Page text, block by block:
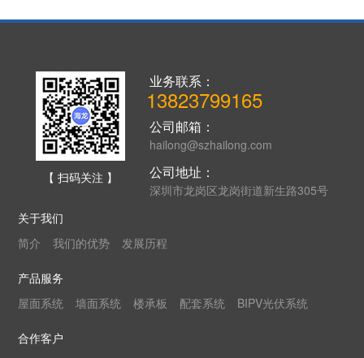
【 扫码关注 】
业务联系：
13823799165
公司邮箱：
hailong@szhailong.com
公司地址：
深圳市龙岗区龙岗街道新生路305号
关于我们
简介
我们的优势 发展历程
产品服务
屋面系统
墙面系统 楼承板 配套系统 BIPV光伏系统
合作客户